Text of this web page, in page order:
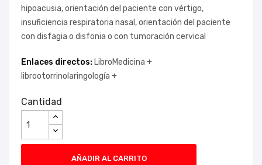
hipoacusia, orientación del paciente con vértigo,
insuficiencia respiratoria nasal, orientación del paciente
con disfagia o disfonia o con tumoración cervical
Enlaces directos: LibroMedicina +
librootorrinolaringología +
Cantidad
AÑADIR AL CARRITO